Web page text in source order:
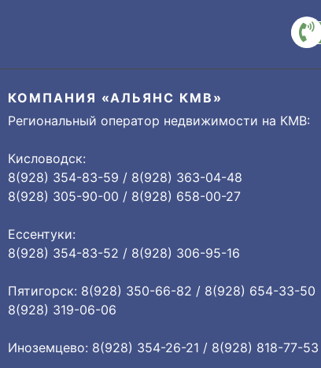
КОМПАНИЯ «АЛЬЯНС КМВ»
Региональный оператор недвижимости на КМВ:
Кисловодск:
8(928) 354-83-59 / 8(928) 363-04-48
8(928) 305-90-00 / 8(928) 658-00-27
Ессентуки:
8(928) 354-83-52 / 8(928) 306-95-16
Пятигорск: 8(928) 350-66-82 / 8(928) 654-33-50
8(928) 319-06-06
Иноземцево: 8(928) 354-26-21 / 8(928) 818-77-53